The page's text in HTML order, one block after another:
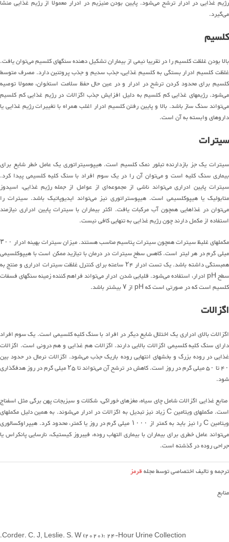
رژیم غذایی در ادرار ترشح می‌شود. پایین بودن منیزیم در ادرار معمولا از رژیم غذایی منشا
می‌گیرد.
کلسیم
بالا بودن غلظت کلسیم را در تقریبا نیمی از بیماران تشکیل دهنده سنگهای کلسیم می‌توان یافت.
غلظت کلسیم ادرار بستگی به کلسیم غذایی، جذب سدیم و جذب پروتئین دارد. مصرف متوسط
کلسیم برای محدود کردن ترشح در ادرار و در عین حال حفظ سلامت استخوان، معمولا توصیه
می‌شود. رژیمهای غذایی کم کلسیم به دلیل افزایش جذب اگزالات در رژیم غذایی کم کلسیم
می‌تواند سنگ ساز باشد. بالا و پایین رفتن کلسیم ادرار اغلب همراه با تغییرات رژیم غذایی یا
داروهای وابسته به آن است.
سیترات
سیترات یک جز بازدارنده تبلور نمک کلسیم است. هیپوسیتراتوری یک عامل خطر شایع برای
بیماری سنگ کلیه است و می‌توان آن را در یک سوم افراد با سنگ کلیه کلسیمی پیدا کرد.
سیترات پایین ادراری می‌تواند ناشی از مجموعه‌ای از عوامل از جمله رژیم غذایی، اسیدوز
متابولیک یا هیپوکلسیمی است. هیپوستراتوری نیز می‌تواند ایدیوپاتیک باشد. سیترات را
می‌توان در غذاهایی همچون آب مرکبات یافت. اکثر بیماران با سیترات پایین ادراری نیازمند
استفاده از مکمل دارند چون رژیم غذایی به تنهایی کافی نیست.
مکملهای غلیظ سیترات همچون سیترات پتاسیم مناسب هستند. میزان سیترات بهینه ادرار ۳۰۰
میلی گرم در هر لیتر است. کاهس سطح سیترات در درمان با تیازید ممکن است با هیپوکلسیمی
همبستگی داشته باشد. یک تست ادرار ۲۴ ساعته برای کنترل غلظت سیترات ادراری و منتج به
سطح pH ادرار، استفاده می‌شود. قلیایی شدن ادرار می‌تواند فراهم کننده زمینه سنگهای فسفات
کلسیم است که در صورتی است که pH از ۷ بیشتر باشد.
اگزالات
اگزالات بالای ادراری یک اختلال شایع دیگر در افراد با سنگ کلیه کلسیمی است. یک سوم افراد
دارای سنگ کلیه کلسیمی اگزالات بالایی دارند. اگزالات هم غذایی و هم درونی است. اگزالات
غذایی در روده بزرگ و بخشهای انتهایی روده باریک جذب می‌شود. اگزالات نرمال در حدود بین
۴۰ تا ۵۰ میلی گرم در روز است. کاهش در ترشح آن می‌تواند تا ۲۵ میلی گرم در روز هدفگذاری
شود.
منابع غذایی اگزالات شامل چای سیاه، مغزهای خوراکی، شکلات و سبزیجات پهن برگی مثل اسفناج
است. مکملهای ویتامین C زیاد نیز تبدیل به اگزالات در ادرار می‌شوند. به همین دلیل مکملهای
ویتامین C را نیز باید به کمتر از ۱۰۰۰ میلی گرم در روز یا کمتر، محدود کرد. هیپراوکسالوری
می‌تواند عامل خطری برای بیماران با بیماری التهاب روده، فیبروز کیستیک، نارسایی پانکراس یا
جراحی روده در گذشته است.
ترجمه و تالیف اختصاصی توسط مجلهقرمز
منابع
Corder. C. J, Leslie. S. W (2020): 24-Hour Urine Collection.